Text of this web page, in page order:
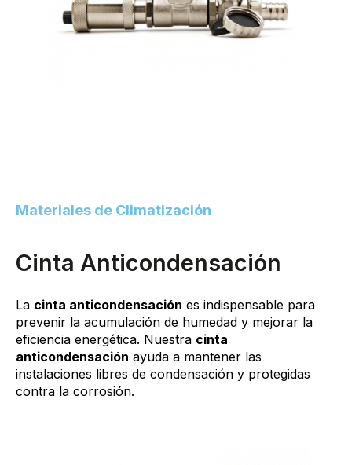
Materiales de Climatización
Cinta Anticondensación
La cinta anticondensación es indispensable para
prevenir la acumulación de humedad y mejorar la
eficiencia energética. Nuestra cinta
anticondensación ayuda a mantener las
instalaciones libres de condensación y protegidas
contra la corrosión.